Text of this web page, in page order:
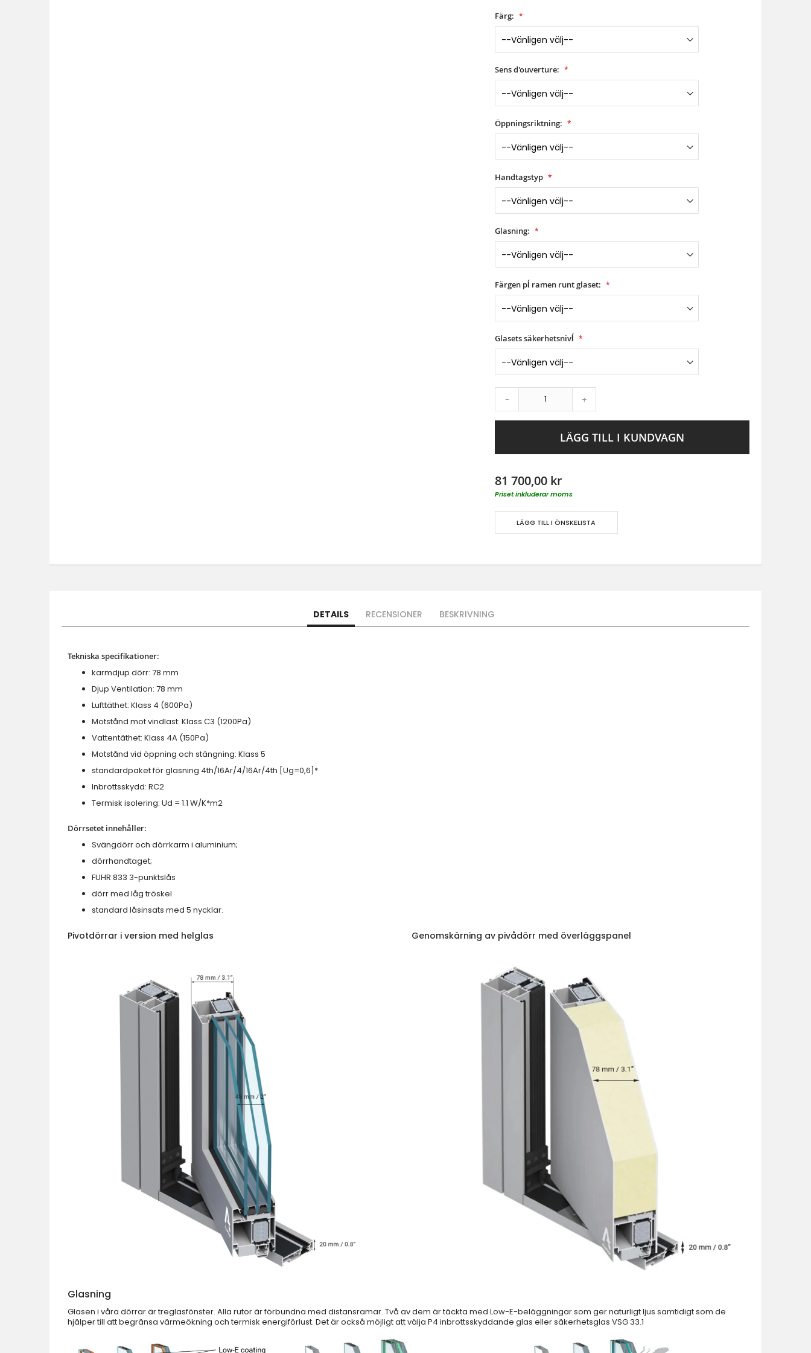
Färg:
Sens d'ouverture:
Öppningsriktning:
Handtagstyp
Glasning:
Färgen pĺ ramen runt glaset:
Glasets säkerhetsnivĺ
- +
LÄGG TILL I KUNDVAGN
81 700,00 kr
Priset inkluderar moms
LÄGG TILL I ÖNSKELISTA
DETAILS RECENSIONER BESKRIVNING